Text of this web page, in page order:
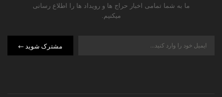
ما به شما تمامی اخبار حراج ها و رویداد ها را اطلاع رسانی
میکنیم.
مشترک شوید